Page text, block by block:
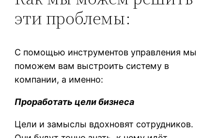
эти проблемы:
С помощью инструментов управления мы
поможем вам выстроить систему в
компании, а именно:
Проработать цели бизнеса
Цели и замыслы вдохновят сотрудников.